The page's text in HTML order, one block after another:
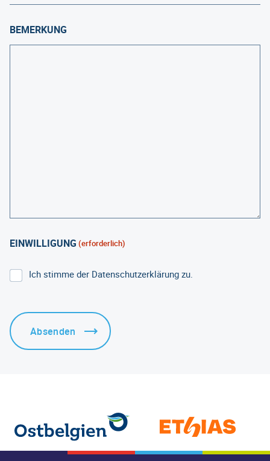
BEMERKUNG
EINWILLIGUNG (erforderlich)
Ich stimme der Datenschutzerklärung zu.